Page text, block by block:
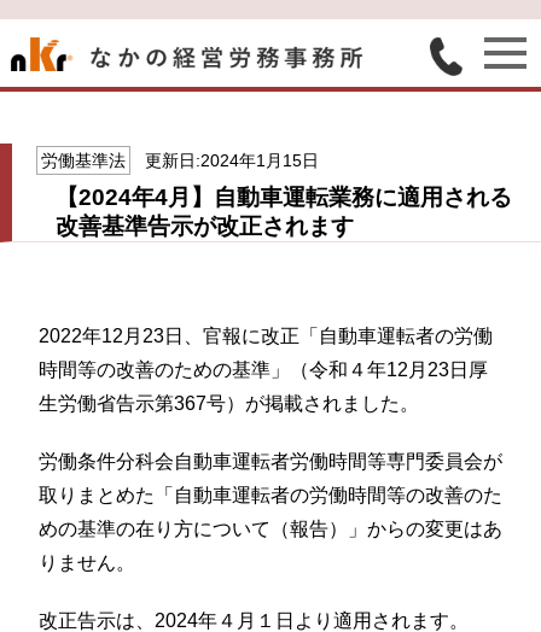
労働基準法 更新日:2024年1月15日
【2024年4月】自動車運転業務に適用される
改善基準告示が改正されます
2022年12月23日、官報に改正「自動車運転者の労働
時間等の改善のための基準」（令和４年12月23日厚
生労働省告示第367号）が掲載されました。
労働条件分科会自動車運転者労働時間等専門委員会が
取りまとめた「自動車運転者の労働時間等の改善のた
めの基準の在り方について（報告）」からの変更はあ
りません。
改正告示は、2024年４月１日より適用されます。